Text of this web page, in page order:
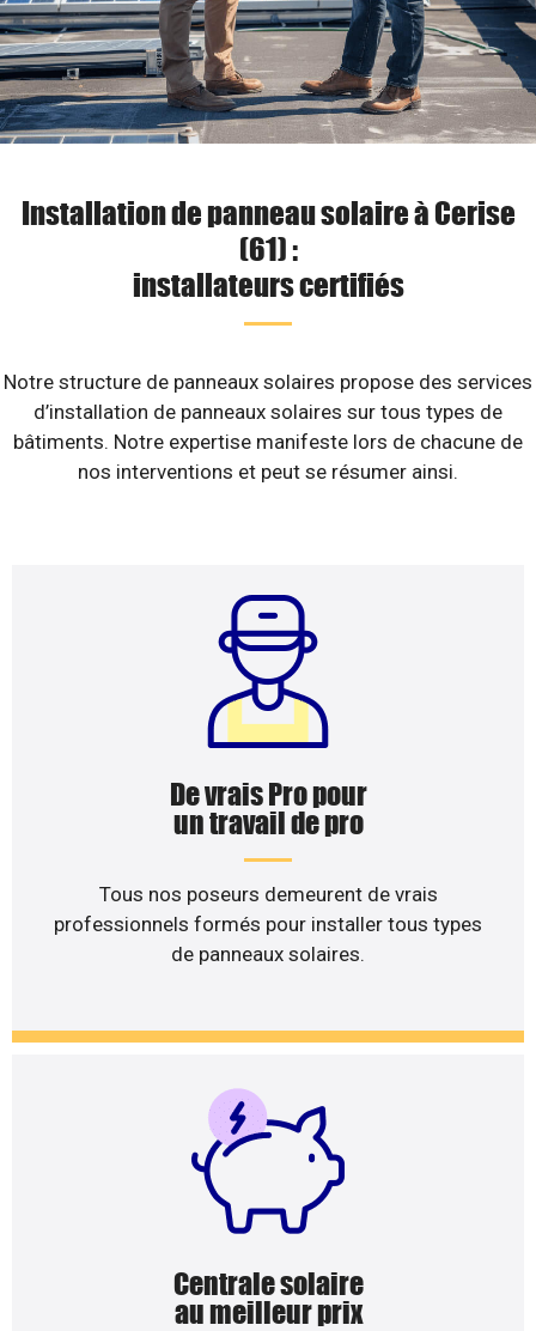
Installation de panneau solaire à Cerise
(61) :
installateurs certifiés
Notre structure de panneaux solaires propose des services
d’installation de panneaux solaires sur tous types de
bâtiments. Notre expertise manifeste lors de chacune de
nos interventions et peut se résumer ainsi.
De vrais Pro pour
un travail de pro
Tous nos poseurs demeurent de vrais
professionnels formés pour installer tous types
de panneaux solaires.
Centrale solaire
au meilleur prix